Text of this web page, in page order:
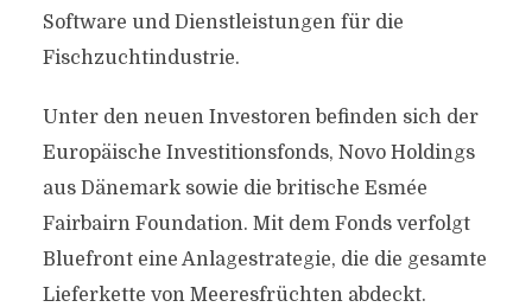
Software und Dienstleistungen für die
Fischzuchtindustrie.
Unter den neuen Investoren befinden sich der
Europäische Investitionsfonds, Novo Holdings
aus Dänemark sowie die britische Esmée
Fairbairn Foundation. Mit dem Fonds verfolgt
Bluefront eine Anlagestrategie, die die gesamte
Lieferkette von Meeresfrüchten abdeckt.